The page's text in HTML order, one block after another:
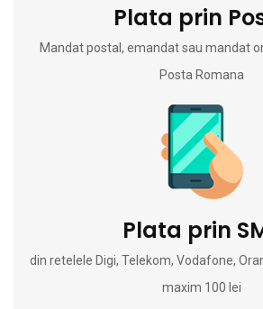
Plata prin
Mandat postal, emandat sau mandat
Posta Romana
Plata prin
din retelele Digi, Telekom, Vodafone,
maxim 100 lei